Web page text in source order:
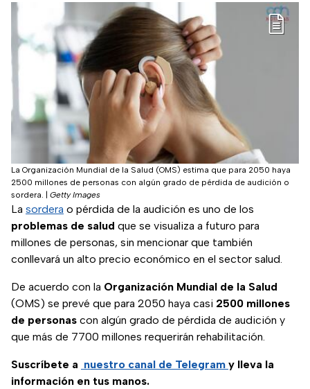
La Organización Mundial de la Salud (OMS) estima que para 2050 haya
2500 millones de personas con algún grado de pérdida de audición o
sordera.
Getty Images
La sordera o pérdida de la audición es uno de los
problemas de salud que se visualiza a futuro para
millones de personas, sin mencionar que también
conllevará un alto precio económico en el sector salud.
De acuerdo con la Organización Mundial de la Salud
(OMS) se prevé que para 2050 haya casi 2500 millones
de personas con algún grado de pérdida de audición y
que más de 7700 millones requerirán rehabilitación.
Suscríbete a nuestro canal de Telegram y lleva la
información en tus manos.